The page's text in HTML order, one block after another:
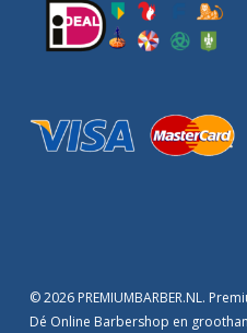
© 2026 PREMIUMBARBER.NL.
Dé Online Barbershop en